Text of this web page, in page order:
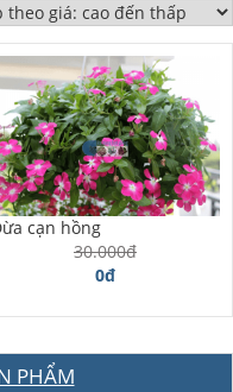
cạn hồng
30.000đ
0đ
PHẨM